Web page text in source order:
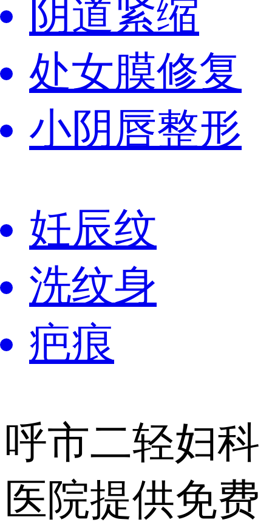
阴道紧缩
处女膜修复
小阴唇整形
妊辰纹
洗纹身
疤痕
呼市二轻妇科
医院提供免费